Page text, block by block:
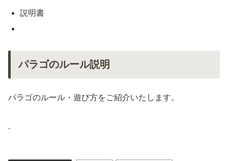
説明書
パラゴのルール説明
パラゴのルール・遊び方をご紹介いたします。
.